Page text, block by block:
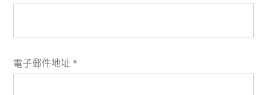
電子郵件地址 *